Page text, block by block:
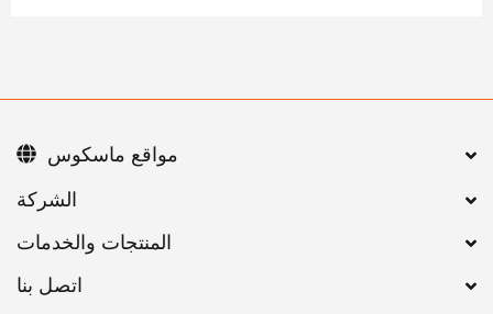
اتصل بنا
مواقع ماسكوس